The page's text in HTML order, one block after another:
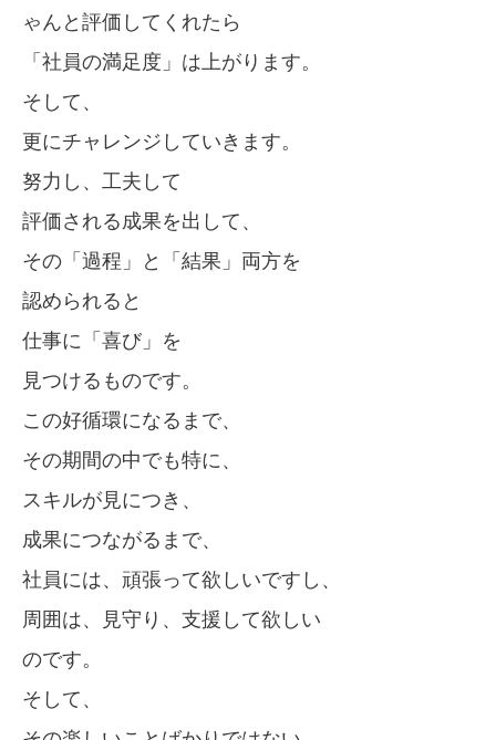
ゃんと評価してくれたら
「社員の満足度」は上がります。
そして、
更にチャレンジしていきます。
努力し、工夫して
評価される成果を出して、
その「過程」と「結果」両方を
認められると
仕事に「喜び」を
見つけるものです。
この好循環になるまで、
その期間の中でも特に、
スキルが見につき、
成果につながるまで、
社員には、頑張って欲しいですし、
周囲は、見守り、支援して欲しい
のです。
そして、